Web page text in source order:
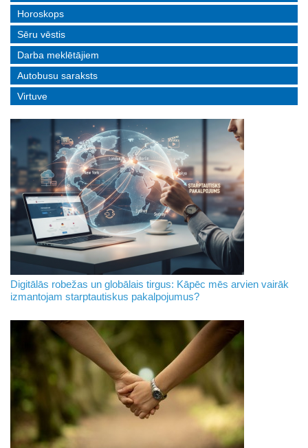
Horoskops
Sēru vēstis
Darba meklētājiem
Autobusu saraksts
Virtuve
Digitālās robežas un globālais tirgus: Kāpēc mēs arvien vairāk
izmantojam starptautiskus pakalpojumus?